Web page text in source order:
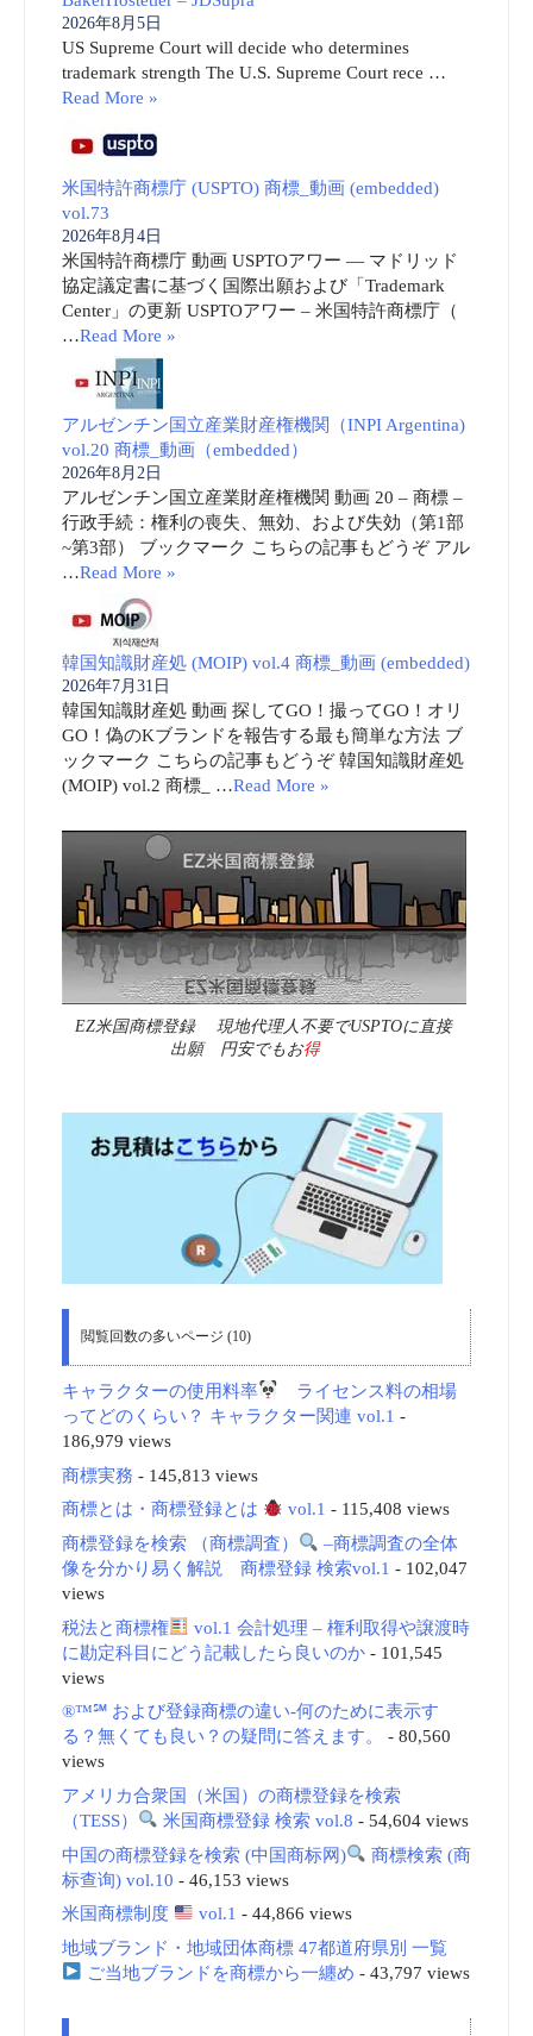
2026年8月5日
US Supreme Court will decide who determines
trademark strength The U.S. Supreme Court rece …
Read More »
米国特許商標庁 (USPTO) 商標_動画 (embedded)
vol.73
2026年8月4日
米国特許商標庁 動画 USPTOアワー ― マドリッド
協定議定書に基づく国際出願および「Trademark
Center」の更新 USPTOアワー – 米国特許商標庁（
…Read More »
アルゼンチン国立産業財産権機関（INPI Argentina)
vol.20 商標_動画（embedded）
2026年8月2日
アルゼンチン国立産業財産権機関 動画 20 – 商標 –
行政手続：権利の喪失、無効、および失効（第1部
~第3部） ブックマーク こちらの記事もどうぞ アル
…Read More »
韓国知識財産処 (MOIP) vol.4 商標_動画 (embedded)
2026年7月31日
韓国知識財産処 動画 探してGO！撮ってGO！オリ
GO！偽のKブランドを報告する最も簡単な方法 ブ
ックマーク こちらの記事もどうぞ 韓国知識財産処
(MOIP) vol.2 商標_ …Read More »
EZ米国商標登録 現地代理人不要でUSPTOに直接
出願 円安でもお得
閲覧回数の多いページ (10)
キャラクターの使用料率
ライセンス料の相場
ってどのくらい？ キャラクター関連 vol.1 -
186,979 views
商標実務 - 145,813 views
商標とは・商標登録とは
vol.1 - 115,408 views
商標登録を検索 （商標調査）
–商標調査の全体
像を分かり易く解説 商標登録 検索vol.1 - 102,047
views
税法と商標権
vol.1 会計処理 – 権利取得や譲渡時
に勘定科目にどう記載したら良いのか- 101,545
views
®™℠ および登録商標の違い-何のために表示す
る？無くても良い？の疑問に答えます。
- 80,560
views
アメリカ合衆国（米国）の商標登録を検索
（TESS）
米国商標登録 検索 vol.8 - 54,604 views
中国の商標登録を検索 (中国商标网)
商標検索 (商
标查询) vol.10 - 46,153 views
米国商標制度
vol.1 - 44,866 views
地域ブランド・地域団体商標 47都道府県別 一覧
ご当地ブランドを商標から一纏め - 43,797 views